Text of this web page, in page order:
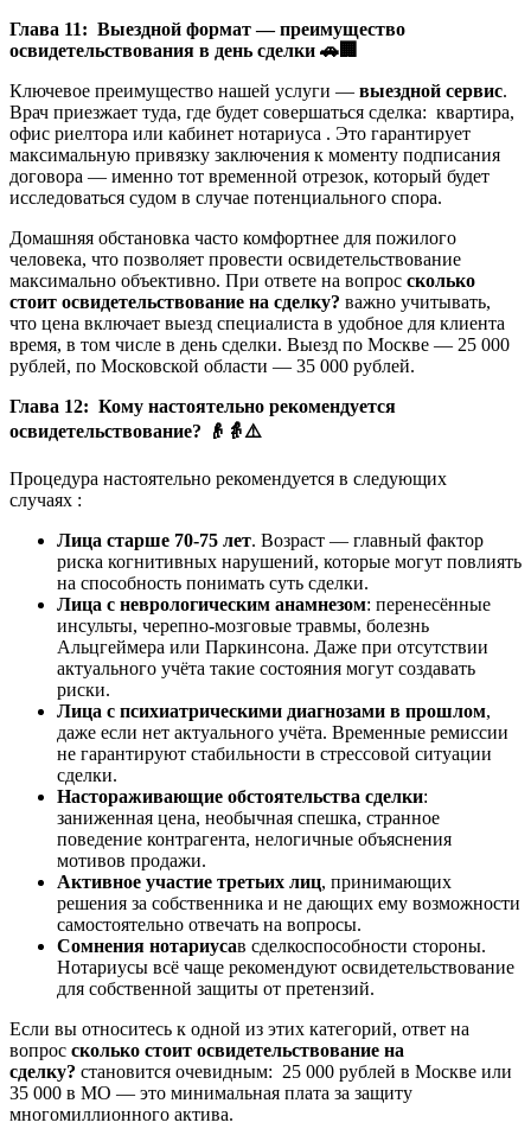
Глава 11: Выездной формат — преимущество
освидетельствования в день сделки 🚗🏢
Ключевое преимущество нашей услуги — выездной сервис.
Врач приезжает туда, где будет совершаться сделка: квартира,
офис риелтора или кабинет нотариуса . Это гарантирует
максимальную привязку заключения к моменту подписания
договора — именно тот временной отрезок, который будет
исследоваться судом в случае потенциального спора.
Домашняя обстановка часто комфортнее для пожилого
человека, что позволяет провести освидетельствование
максимально объективно. При ответе на вопрос сколько
стоит освидетельствование на сделку? важно учитывать,
что цена включает выезд специалиста в удобное для клиента
время, в том числе в день сделки. Выезд по Москве — 25 000
рублей, по Московской области — 35 000 рублей.
Глава 12: Кому настоятельно рекомендуется
освидетельствование?
👴👵⚠️
Процедура настоятельно рекомендуется в следующих
случаях :
Лица старше 70-75 лет. Возраст — главный фактор
риска когнитивных нарушений, которые могут повлиять
на способность понимать суть сделки.
Лица с неврологическим анамнезом: перенесённые
инсульты, черепно-мозговые травмы, болезнь
Альцгеймера или Паркинсона. Даже при отсутствии
актуального учёта такие состояния могут создавать
риски.
Лица с психиатрическими диагнозами в прошлом,
даже если нет актуального учёта. Временные ремиссии
не гарантируют стабильности в стрессовой ситуации
сделки.
Настораживающие обстоятельства сделки:
заниженная цена, необычная спешка, странное
поведение контрагента, нелогичные объяснения
мотивов продажи.
Активное участие третьих лиц, принимающих
решения за собственника и не дающих ему возможности
самостоятельно отвечать на вопросы.
Сомнения нотариусав сделкоспособности стороны.
Нотариусы всё чаще рекомендуют освидетельствование
для собственной защиты от претензий.
Если вы относитесь к одной из этих категорий, ответ на
вопрос сколько стоит освидетельствование на
сделку? становится очевидным: 25 000 рублей в Москве или
35 000 в МО — это минимальная плата за защиту
многомиллионного актива.